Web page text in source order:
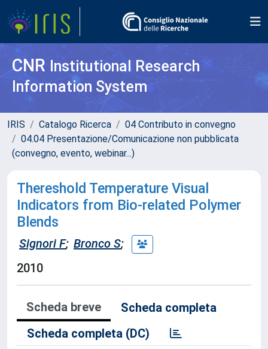
CNR Institutional Research
Information System
IRIS Catalogo Ricerca
04 Contributo in convegno
04.04 Presentazione/Comunicazione non pubblicata
(convegno, evento, webinar...)
Thereshold Temperature Visual
Indicators from Bio-related Polymer
Blends
Signori F; Bronco S;
2010
Scheda breve
Scheda completa
Scheda completa (DC)